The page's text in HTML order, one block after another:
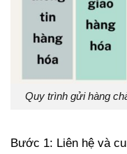
Quy trình gửi hàng
Bước 1: Liên hệ và